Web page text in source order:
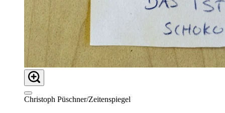
Christoph Püschner/Zeitenspiegel